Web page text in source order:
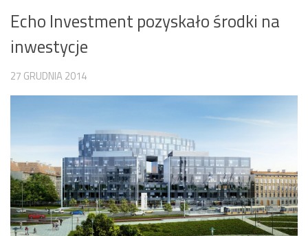
Echo Investment pozyskało środki na
inwestycje
27 GRUDNIA 2014